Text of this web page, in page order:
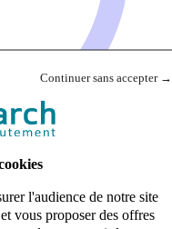
Continuer sans accepter →
l'audience de notre site
vous proposer des offres